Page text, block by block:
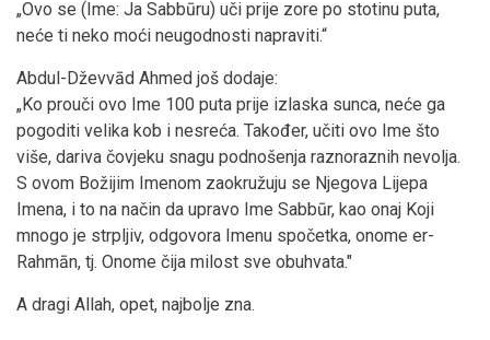
„Ovo se (Ime: Ja Sabbūru) uči prije zore po stotinu puta,
neće ti neko moći neugodnosti napraviti.“
Abdul-Dževvād Ahmed još dodaje:
„Ko prouči ovo Ime 100 puta prije izlaska sunca, neće ga
pogoditi velika kob i nesreća. Također, učiti ovo Ime što
više, dariva čovjeku snagu podnošenja raznoraznih nevolja.
S ovom Božijim Imenom zaokružuju se Njegova Lijepa
Imena, i to na način da upravo Ime Sabbūr, kao onaj Koji
mnogo je strpljiv, odgovora Imenu spočetka, onome er-
Rahmān, tj. Onome čija milost sve obuhvata."
A dragi Allah, opet, najbolje zna.